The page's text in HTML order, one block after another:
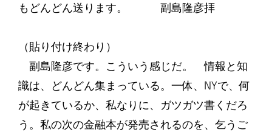
もどんどん送ります。 副島隆彦拝
（貼り付け終わり）
副島隆彦です。こういう感じだ。 情報と知
識は、どんどん集まっている。一体、NYで、何
が起きているか、私なりに、ガツガツ書くだろ
う。私の次の金融本が発売されるのを、乞うご